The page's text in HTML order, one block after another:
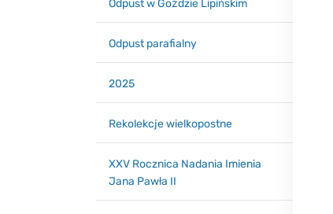
Odpust w Goździe Lipińskim
Odpust parafialny
2025
Rekolekcje wielkopostne
XXV Rocznica Nadania Imienia
Jana Pawła II